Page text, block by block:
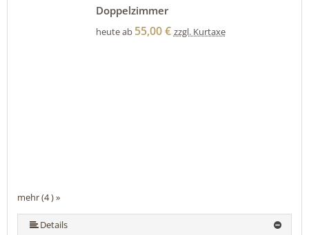
mehr (4 ) »
Doppelzimmer
heute ab 55,00 € zzgl. Kurtaxe
Details